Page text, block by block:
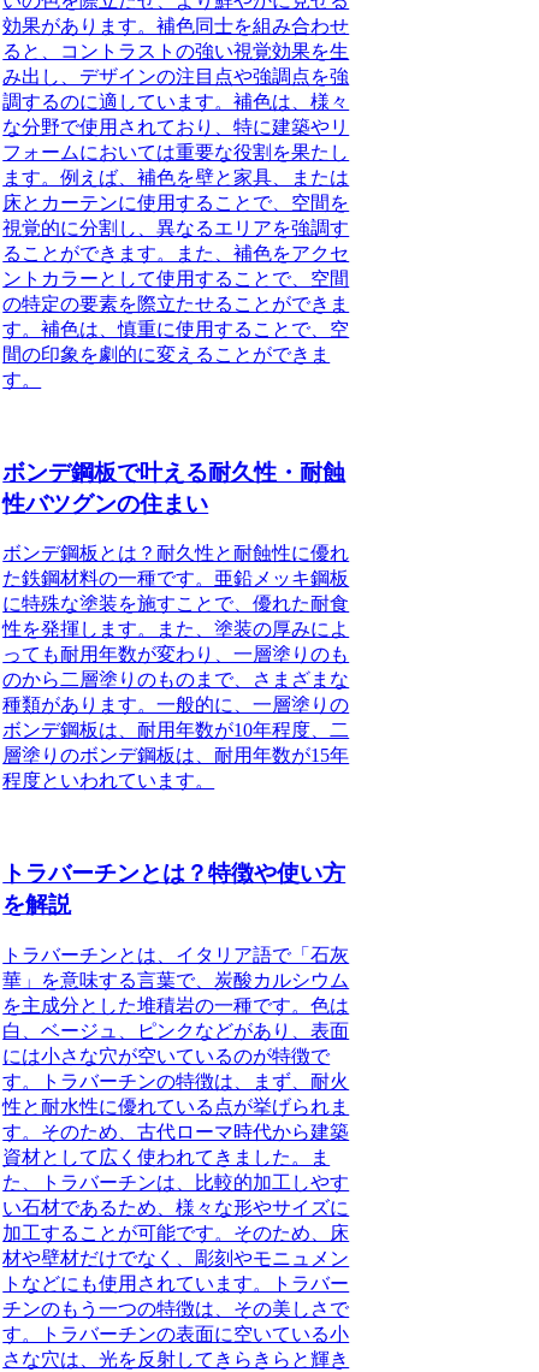
効果があります。補色同士を組み合わせ
ると、コントラストの強い視覚効果を生
み出し、デザインの注目点や強調点を強
調するのに適しています。補色は、様々
な分野で使用されており、特に建築やリ
フォームにおいては重要な役割を果たし
ます。例えば、補色を壁と家具、または
床とカーテンに使用することで、空間を
視覚的に分割し、異なるエリアを強調す
ることができます。また、補色をアクセ
ントカラーとして使用することで、空間
の特定の要素を際立たせることができま
す。補色は、慎重に使用することで、空
間の印象を劇的に変えることができま
す。
ボンデ鋼板で叶える耐久性・耐蝕
性バツグンの住まい
ボンデ鋼板とは？耐久性と耐蝕性に優れ
た鉄鋼材料の一種です。亜鉛メッキ鋼板
に特殊な塗装を施すことで、優れた耐食
性を発揮します。また、塗装の厚みによ
っても耐用年数が変わり、一層塗りのも
のから二層塗りのものまで、さまざまな
種類があります。一般的に、一層塗りの
ボンデ鋼板は、耐用年数が10年程度、二
層塗りのボンデ鋼板は、耐用年数が15年
程度といわれています。
トラバーチンとは？特徴や使い方
を解説
トラバーチンとは、イタリア語で「石灰
華」を意味する言葉で、炭酸カルシウム
を主成分とした堆積岩の一種です。色は
白、ベージュ、ピンクなどがあり、表面
には小さな穴が空いているのが特徴で
す。トラバーチンの特徴は、まず、耐火
性と耐水性に優れている点が挙げられま
す。そのため、古代ローマ時代から建築
資材として広く使われてきました。ま
た、トラバーチンは、比較的加工しやす
い石材であるため、様々な形やサイズに
加工することが可能です。そのため、床
材や壁材だけでなく、彫刻やモニュメン
トなどにも使用されています。トラバー
チンのもう一つの特徴は、その美しさで
す。トラバーチンの表面に空いている小
さな穴は、光を反射してきらきらと輝き